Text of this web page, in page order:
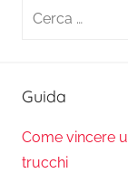
Ricerca
Guida
Come vincere
trucchi